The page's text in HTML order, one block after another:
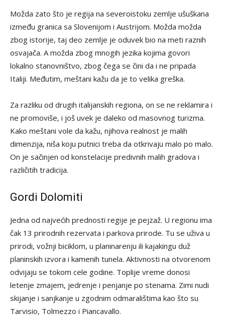
Možda zato što je regija na severoistoku zemlje ušuškana
između granica sa Slovenijom i Austrijom. Možda možda
zbog istorije, taj deo zemlje je oduvek bio na meti raznih
osvajača. A možda zbog mnogih jezika kojima govori
lokalno stanovništvo, zbog čega se čini da i ne pripada
Italiji. Međutim, meštani kažu da je to velika greška.
Za razliku od drugih italijanskih regiona, on se ne reklamira i
ne promoviše, i još uvek je daleko od masovnog turizma.
Kako meštani vole da kažu, njihova realnost je malih
dimenzija, niša koju putnici treba da otkrivaju malo po malo.
On je sačinjen od konstelacije predivnih malih gradova i
različitih tradicija.
Gordi Dolomiti
Jedna od najvećih prednosti regije je pejzaž. U regionu ima
čak 13 prirodnih rezervata i parkova prirode. Tu se uživa u
prirodi, vožnji biciklom, u planinarenju ili kajakingu duž
planinskih izvora i kamenih tunela. Aktivnosti na otvorenom
odvijaju se tokom cele godine. Toplije vreme donosi
letenje zmajem, jedrenje i penjanje po stenama. Zimi nudi
skijanje i sanjkanje u zgodnim odmaralištima kao što su
Tarvisio, Tolmezzo i Piancavallo.